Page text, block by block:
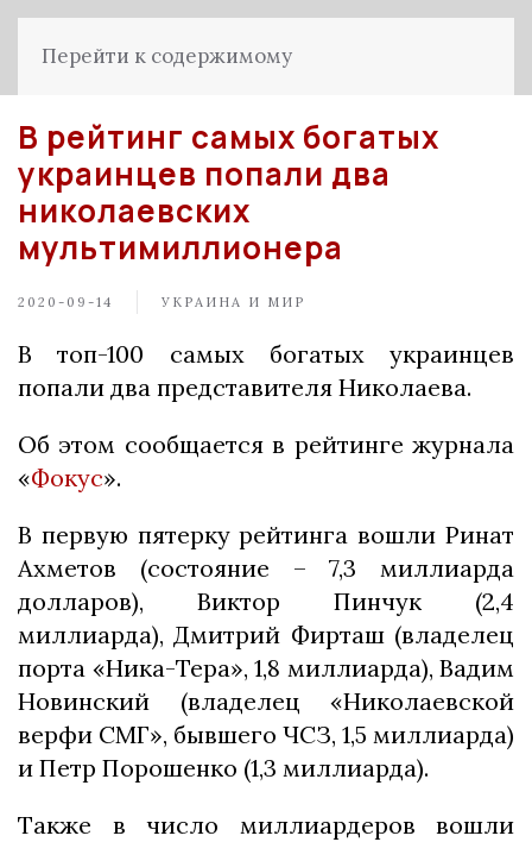
Перейти к содержимому
В рейтинг самых богатых
украинцев попали два
николаевских
мультимиллионера
2020-09-14 УКРАИНА И МИР
В топ-100 самых богатых украинцев
попали два представителя Николаева.
Об этом сообщается в рейтинге журнала
«Фокус».
В первую пятерку рейтинга вошли Ринат
Ахметов (состояние – 7,3 миллиарда
долларов), Виктор Пинчук (2,4
миллиарда), Дмитрий Фирташ (владелец
порта «Ника-Тера», 1,8 миллиарда), Вадим
Новинский (владелец «Николаевской
верфи СМГ», бывшего ЧСЗ, 1,5 миллиарда)
и Петр Порошенко (1,3 миллиарда).
Также в число миллиардеров вошли